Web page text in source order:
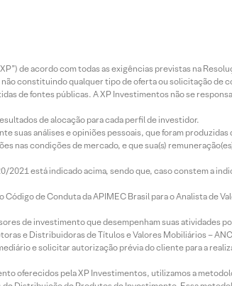
de acordo com todas as exigências previstas na
constituindo qualquer tipo de oferta ou solicitação de
de fontes públicas. A XP Investimentos não se
de alocação para cada perfil de investidor.
suas análises e opiniões pessoais, que foram
nas condições de mercado, e que sua(s)
está indicado acima, sendo que, caso constem a
de Conduta da APIMEC Brasil para o Analista de
de investimento que desempenham suas atividades
e Distribuidoras de Títulos e Valores Mobiliários –
e solicitar autorização prévia do cliente para a
oferecidos pela XP Investimentos, utilizamos a